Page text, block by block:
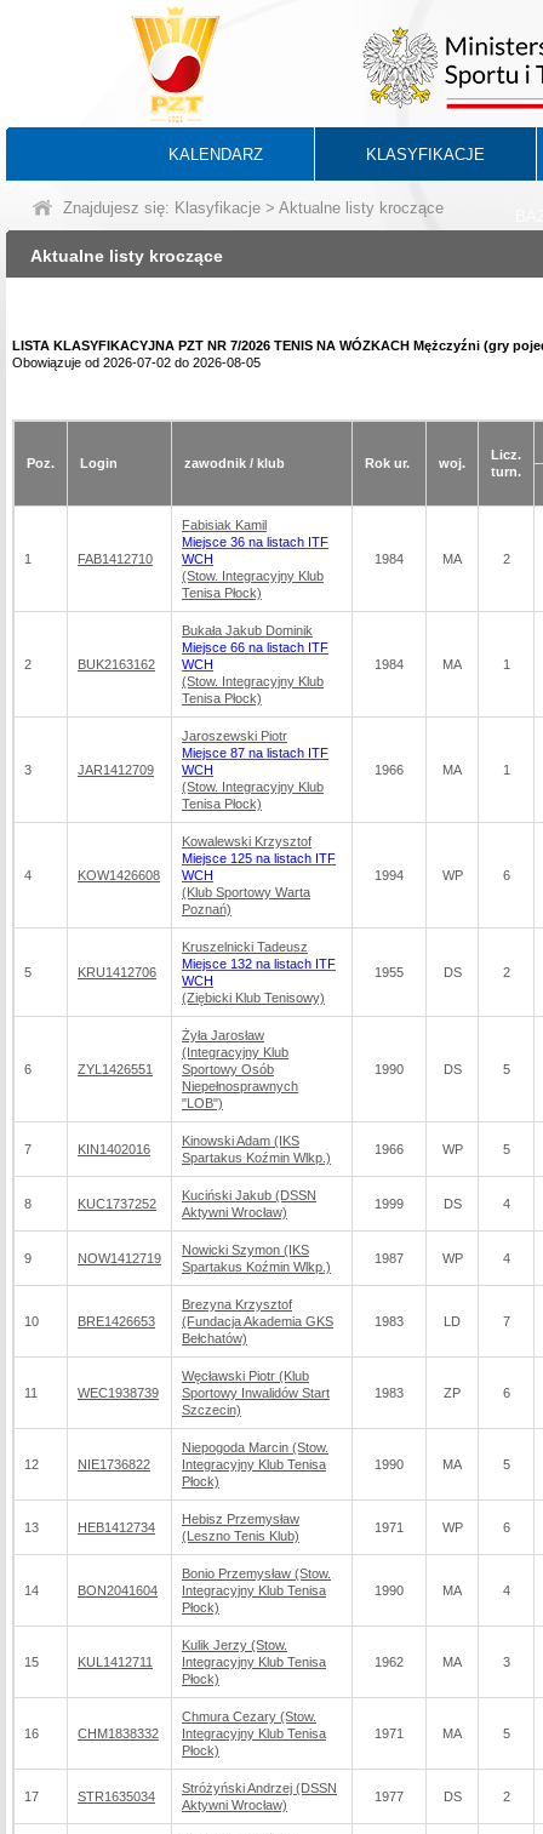
KALENDARZ KLASYFIKACJE
Znajdujesz się: Klasyfikacje > Aktualne listy kroczące
Aktualne listy kroczące
LISTA KLASYFIKACYJNA PZT NR 7/2026 TENIS NA WÓZKACH Mężczyźni (gry
Obowiązuje od 2026-07-02 do 2026-08-05
Poz. Login zawodnik / klub Rok ur. woj.
Licz.
turn.
1 FAB1412710
Fabisiak Kamil
Miejsce 36 na listach ITF
WCH
(Stow. Integracyjny Klub
Tenisa Płock)
1984 MA 2
2 BUK2163162
Bukała Jakub Dominik
Miejsce 66 na listach ITF
WCH
(Stow. Integracyjny Klub
Tenisa Płock)
1984 MA 1
3 JAR1412709
Jaroszewski Piotr
Miejsce 87 na listach ITF
WCH
(Stow. Integracyjny Klub
Tenisa Płock)
1966 MA 1
4 KOW1426608
Kowalewski Krzysztof
Miejsce 125 na listach ITF
WCH
(Klub Sportowy Warta
Poznań)
1994 WP 6
5 KRU1412706
Kruszelnicki Tadeusz
Miejsce 132 na listach ITF
WCH
(Ziębicki Klub Tenisowy)
1955 DS 2
6 ZYL1426551
Żyła Jarosław
(Integracyjny Klub
Sportowy Osób
Niepełnosprawnych
"LOB")
1990 DS 5
7 KIN1402016
Kinowski Adam (IKS
Spartakus Koźmin Wlkp.)
1966 WP 5
8 KUC1737252
Kuciński Jakub (DSSN
Aktywni Wrocław)
1999 DS 4
9 NOW1412719
Nowicki Szymon (IKS
Spartakus Koźmin Wlkp.)
1987 WP 4
10 BRE1426653
Brezyna Krzysztof
(Fundacja Akademia GKS
Bełchatów)
1983 LD 7
11 WEC1938739
Węcławski Piotr (Klub
Sportowy Inwalidów Start
Szczecin)
1983 ZP 6
12 NIE1736822
Niepogoda Marcin (Stow.
Integracyjny Klub Tenisa
Płock)
1990 MA 5
13 HEB1412734
Hebisz Przemysław
(Leszno Tenis Klub)
1971 WP 6
14 BON2041604
Bonio Przemysław (Stow.
Integracyjny Klub Tenisa
Płock)
1990 MA 4
15 KUL1412711
Kulik Jerzy (Stow.
Integracyjny Klub Tenisa
Płock)
1962 MA 3
16 CHM1838332
Chmura Cezary (Stow.
Integracyjny Klub Tenisa
Płock)
1971 MA 5
17 STR1635034
Stróżyński Andrzej (DSSN
Aktywni Wrocław)
1977 DS 2